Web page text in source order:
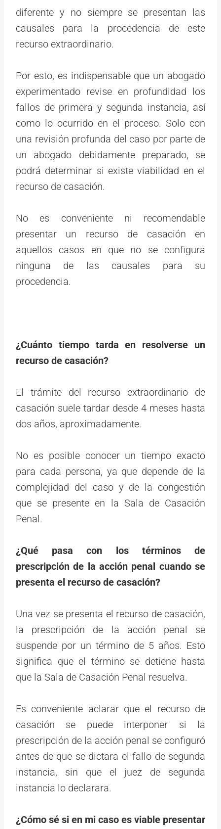
diferente y no siempre se presentan las
causales para la procedencia de este
recurso extraordinario.
Por esto, es indispensable que un abogado
experimentado revise en profundidad los
fallos de primera y segunda instancia, así
como lo ocurrido en el proceso. Solo con
una revisión profunda del caso por parte de
un abogado debidamente preparado, se
podrá determinar si existe viabilidad en el
recurso de casación.
No es conveniente ni recomendable
presentar un recurso de casación en
aquellos casos en que no se configura
ninguna de las causales para su
procedencia.
¿Cuánto tiempo tarda en resolverse un
recurso de casación?
El trámite del recurso extraordinario de
casación suele tardar desde 4 meses hasta
dos años, aproximadamente.
No es posible conocer un tiempo exacto
para cada persona, ya que depende de la
complejidad del caso y de la congestión
que se presente en la Sala de Casación
Penal.
¿Qué pasa con los términos de
prescripción de la acción penal cuando se
presenta el recurso de casación?
Una vez se presenta el recurso de casación,
la prescripción de la acción penal se
suspende por un término de 5 años. Esto
significa que el término se detiene hasta
que la Sala de Casación Penal resuelva.
Es conveniente aclarar que el recurso de
casación se puede interponer si la
prescripción de la acción penal se configuró
antes de que se dictara el fallo de segunda
instancia, sin que el juez de segunda
instancia lo declarara.
¿Cómo sé si en mi caso es viable presentar